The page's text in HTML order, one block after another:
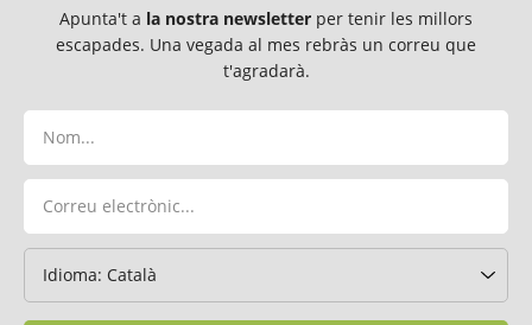
Apunta't a la nostra newsletter per tenir les millors
escapades. Una vegada al mes rebràs un correu que
t'agradarà.